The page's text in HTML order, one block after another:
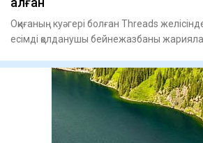
Оқиғаның куәгері болған Threads
есімді қолданушы бейнежазбаны